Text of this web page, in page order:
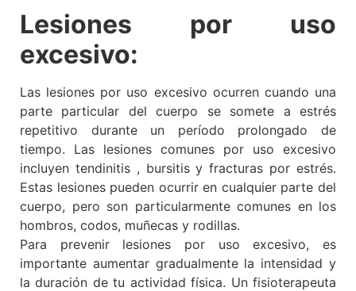
Lesiones por uso
excesivo:
Las lesiones por uso excesivo ocurren cuando una
parte particular del cuerpo se somete a estrés
repetitivo durante un período prolongado de
tiempo. Las lesiones comunes por uso excesivo
incluyen tendinitis , bursitis y fracturas por estrés.
Estas lesiones pueden ocurrir en cualquier parte del
cuerpo, pero son particularmente comunes en los
hombros, codos, muñecas y rodillas.
Para prevenir lesiones por uso excesivo, es
importante aumentar gradualmente la intensidad y
la duración de tu actividad física. Un fisioterapeuta